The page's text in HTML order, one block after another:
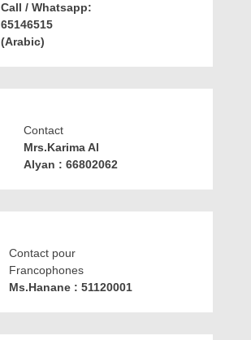
Call / Whatsapp:
65146515
(Arabic)
Contact
Mrs.Karima Al
Alyan : 66802062
Contact pour
Francophones
Ms.Hanane : 51120001